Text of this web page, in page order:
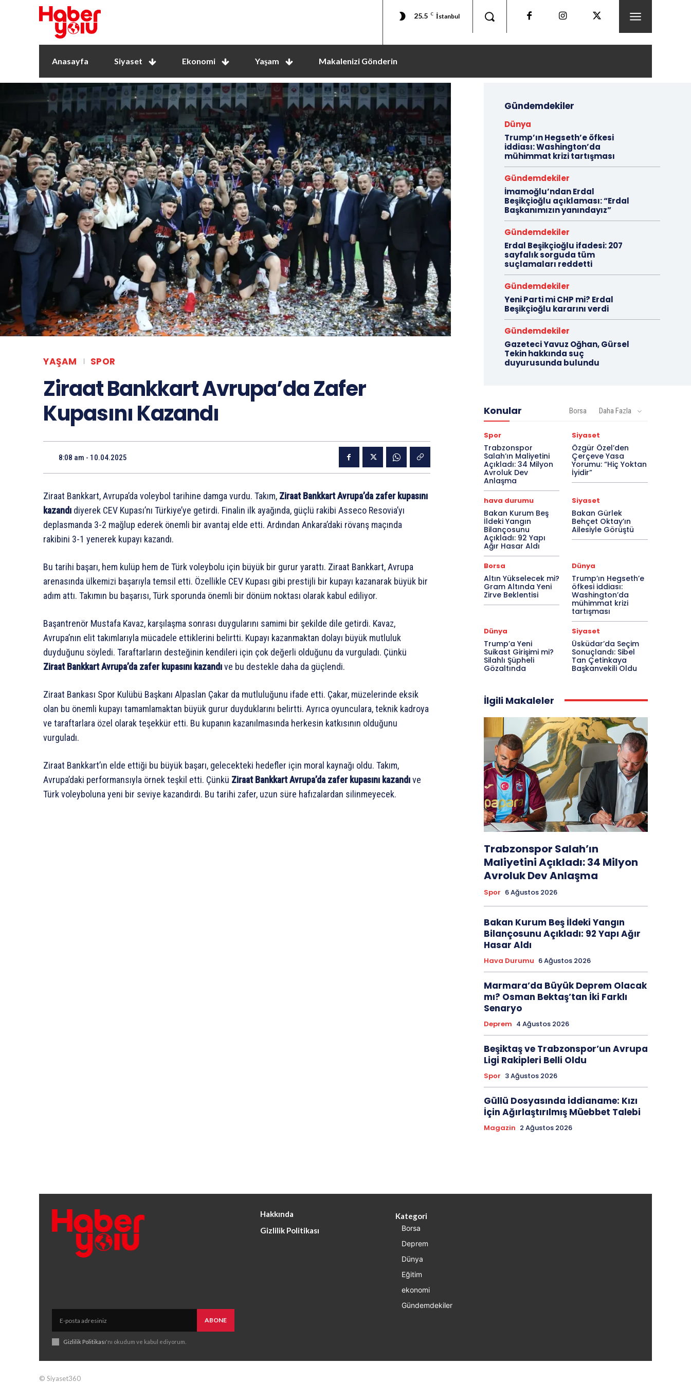
25.5 C İstanbul
Anasayfa Siyaset Ekonomi Yaşam Makalenizi Gönderin
YAŞAM SPOR
Ziraat Bankkart Avrupa’da Zafer
Kupasını Kazandı
8:08 am - 10.04.2025
Ziraat Bankkart, Avrupa’da voleybol tarihine damga vurdu. Takım, Ziraat Bankkart Avrupa’da zafer kupasını
kazandı diyerek CEV Kupası’nı Türkiye’ye getirdi. Finalin ilk ayağında, güçlü rakibi Asseco Resovia’yı
deplasmanda 3-2 mağlup ederek önemli bir avantaj elde etti. Ardından Ankara’daki rövanş maçında
rakibini 3-1 yenerek kupayı kazandı.
Bu tarihi başarı, hem kulüp hem de Türk voleybolu için büyük bir gurur yarattı. Ziraat Bankkart, Avrupa
arenasında ülkemizi başarıyla temsil etti. Özellikle CEV Kupası gibi prestijli bir kupayı kazanarak büyük bir
adım attı. Takımın bu başarısı, Türk sporunda önemli bir dönüm noktası olarak kabul ediliyor.
Başantrenör Mustafa Kavaz, karşılaşma sonrası duygularını samimi bir şekilde dile getirdi. Kavaz,
Avrupa’nın elit takımlarıyla mücadele ettiklerini belirtti. Kupayı kazanmaktan dolayı büyük mutluluk
duyduğunu söyledi. Taraftarların desteğinin kendileri için çok değerli olduğunu da vurguladı. Çünkü
Ziraat Bankkart Avrupa’da zafer kupasını kazandıve bu destekle daha da güçlendi.
Ziraat Bankası Spor Kulübü Başkanı Alpaslan Çakar da mutluluğunu ifade etti. Çakar, müzelerinde eksik
olan bu önemli kupayı tamamlamaktan büyük gurur duyduklarını belirtti. Ayrıca oyunculara, teknik kadroya
ve taraftarlara özel olarak teşekkür etti. Bu kupanın kazanılmasında herkesin katkısının olduğunu
vurguladı.
Ziraat Bankkart’ın elde ettiği bu büyük başarı, gelecekteki hedefler için moral kaynağı oldu. Takım,
Avrupa’daki performansıyla örnek teşkil etti. Çünkü Ziraat Bankkart Avrupa’da zafer kupasını kazandıve
Türk voleyboluna yeni bir seviye kazandırdı. Bu tarihi zafer, uzun süre hafızalardan silinmeyecek.
Gündemdekiler
Dünya
Trump’ın Hegseth’e öfkesi
iddiası: Washington’da
mühimmat krizi tartışması
Gündemdekiler
İmamoğlu’ndan Erdal
Beşikçioğlu açıklaması: “Erdal
Başkanımızın yanındayız”
Gündemdekiler
Erdal Beşikçioğlu ifadesi: 207
sayfalık sorguda tüm
suçlamaları reddetti
Gündemdekiler
Yeni Parti mi CHP mi? Erdal
Beşikçioğlu kararını verdi
Gündemdekiler
Gazeteci Yavuz Oğhan, Gürsel
Tekin hakkında suç
duyurusunda bulundu
Konular Borsa Daha Fazla
Spor
Trabzonspor
Salah’ın Maliyetini
Açıkladı: 34 Milyon
Avroluk Dev
Anlaşma
Siyaset
Özgür Özel’den
Çerçeve Yasa
Yorumu: “Hiç Yoktan
İyidir”
hava durumu
Bakan Kurum Beş
İldeki Yangın
Bilançosunu
Açıkladı: 92 Yapı
Ağır Hasar Aldı
Siyaset
Bakan Gürlek
Behçet Oktay’ın
Ailesiyle Görüştü
Borsa
Altın Yükselecek mi?
Gram Altında Yeni
Zirve Beklentisi
Dünya
Trump’ın Hegseth’e
öfkesi iddiası:
Washington’da
mühimmat krizi
tartışması
Dünya
Trump’a Yeni
Suikast Girişimi mi?
Silahlı Şüpheli
Gözaltında
Siyaset
Üsküdar’da Seçim
Sonuçlandı: Sibel
Tan Çetinkaya
Başkanvekili Oldu
İlgili Makaleler
Trabzonspor Salah’ın
Maliyetini Açıkladı: 34 Milyon
Avroluk Dev Anlaşma
Spor 6 Ağustos 2026
Bakan Kurum Beş İldeki Yangın
Bilançosunu Açıkladı: 92 Yapı Ağır
Hasar Aldı
Hava Durumu 6 Ağustos 2026
Marmara’da Büyük Deprem Olacak
mı? Osman Bektaş’tan İki Farklı
Senaryo
Deprem 4 Ağustos 2026
Beşiktaş ve Trabzonspor’un Avrupa
Ligi Rakipleri Belli Oldu
Spor 3 Ağustos 2026
Güllü Dosyasında İddianame: Kızı
İçin Ağırlaştırılmış Müebbet Talebi
Magazin 2 Ağustos 2026
ABONE
Gizlilik Politikası'nı okudum ve kabul ediyorum.
Hakkında
Gizlilik Politikası
Kategori
Borsa
Deprem
Dünya
Eğitim
ekonomi
Gündemdekiler
© Siyaset360